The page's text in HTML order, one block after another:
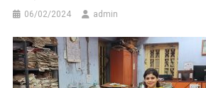
06/02/2024 admin